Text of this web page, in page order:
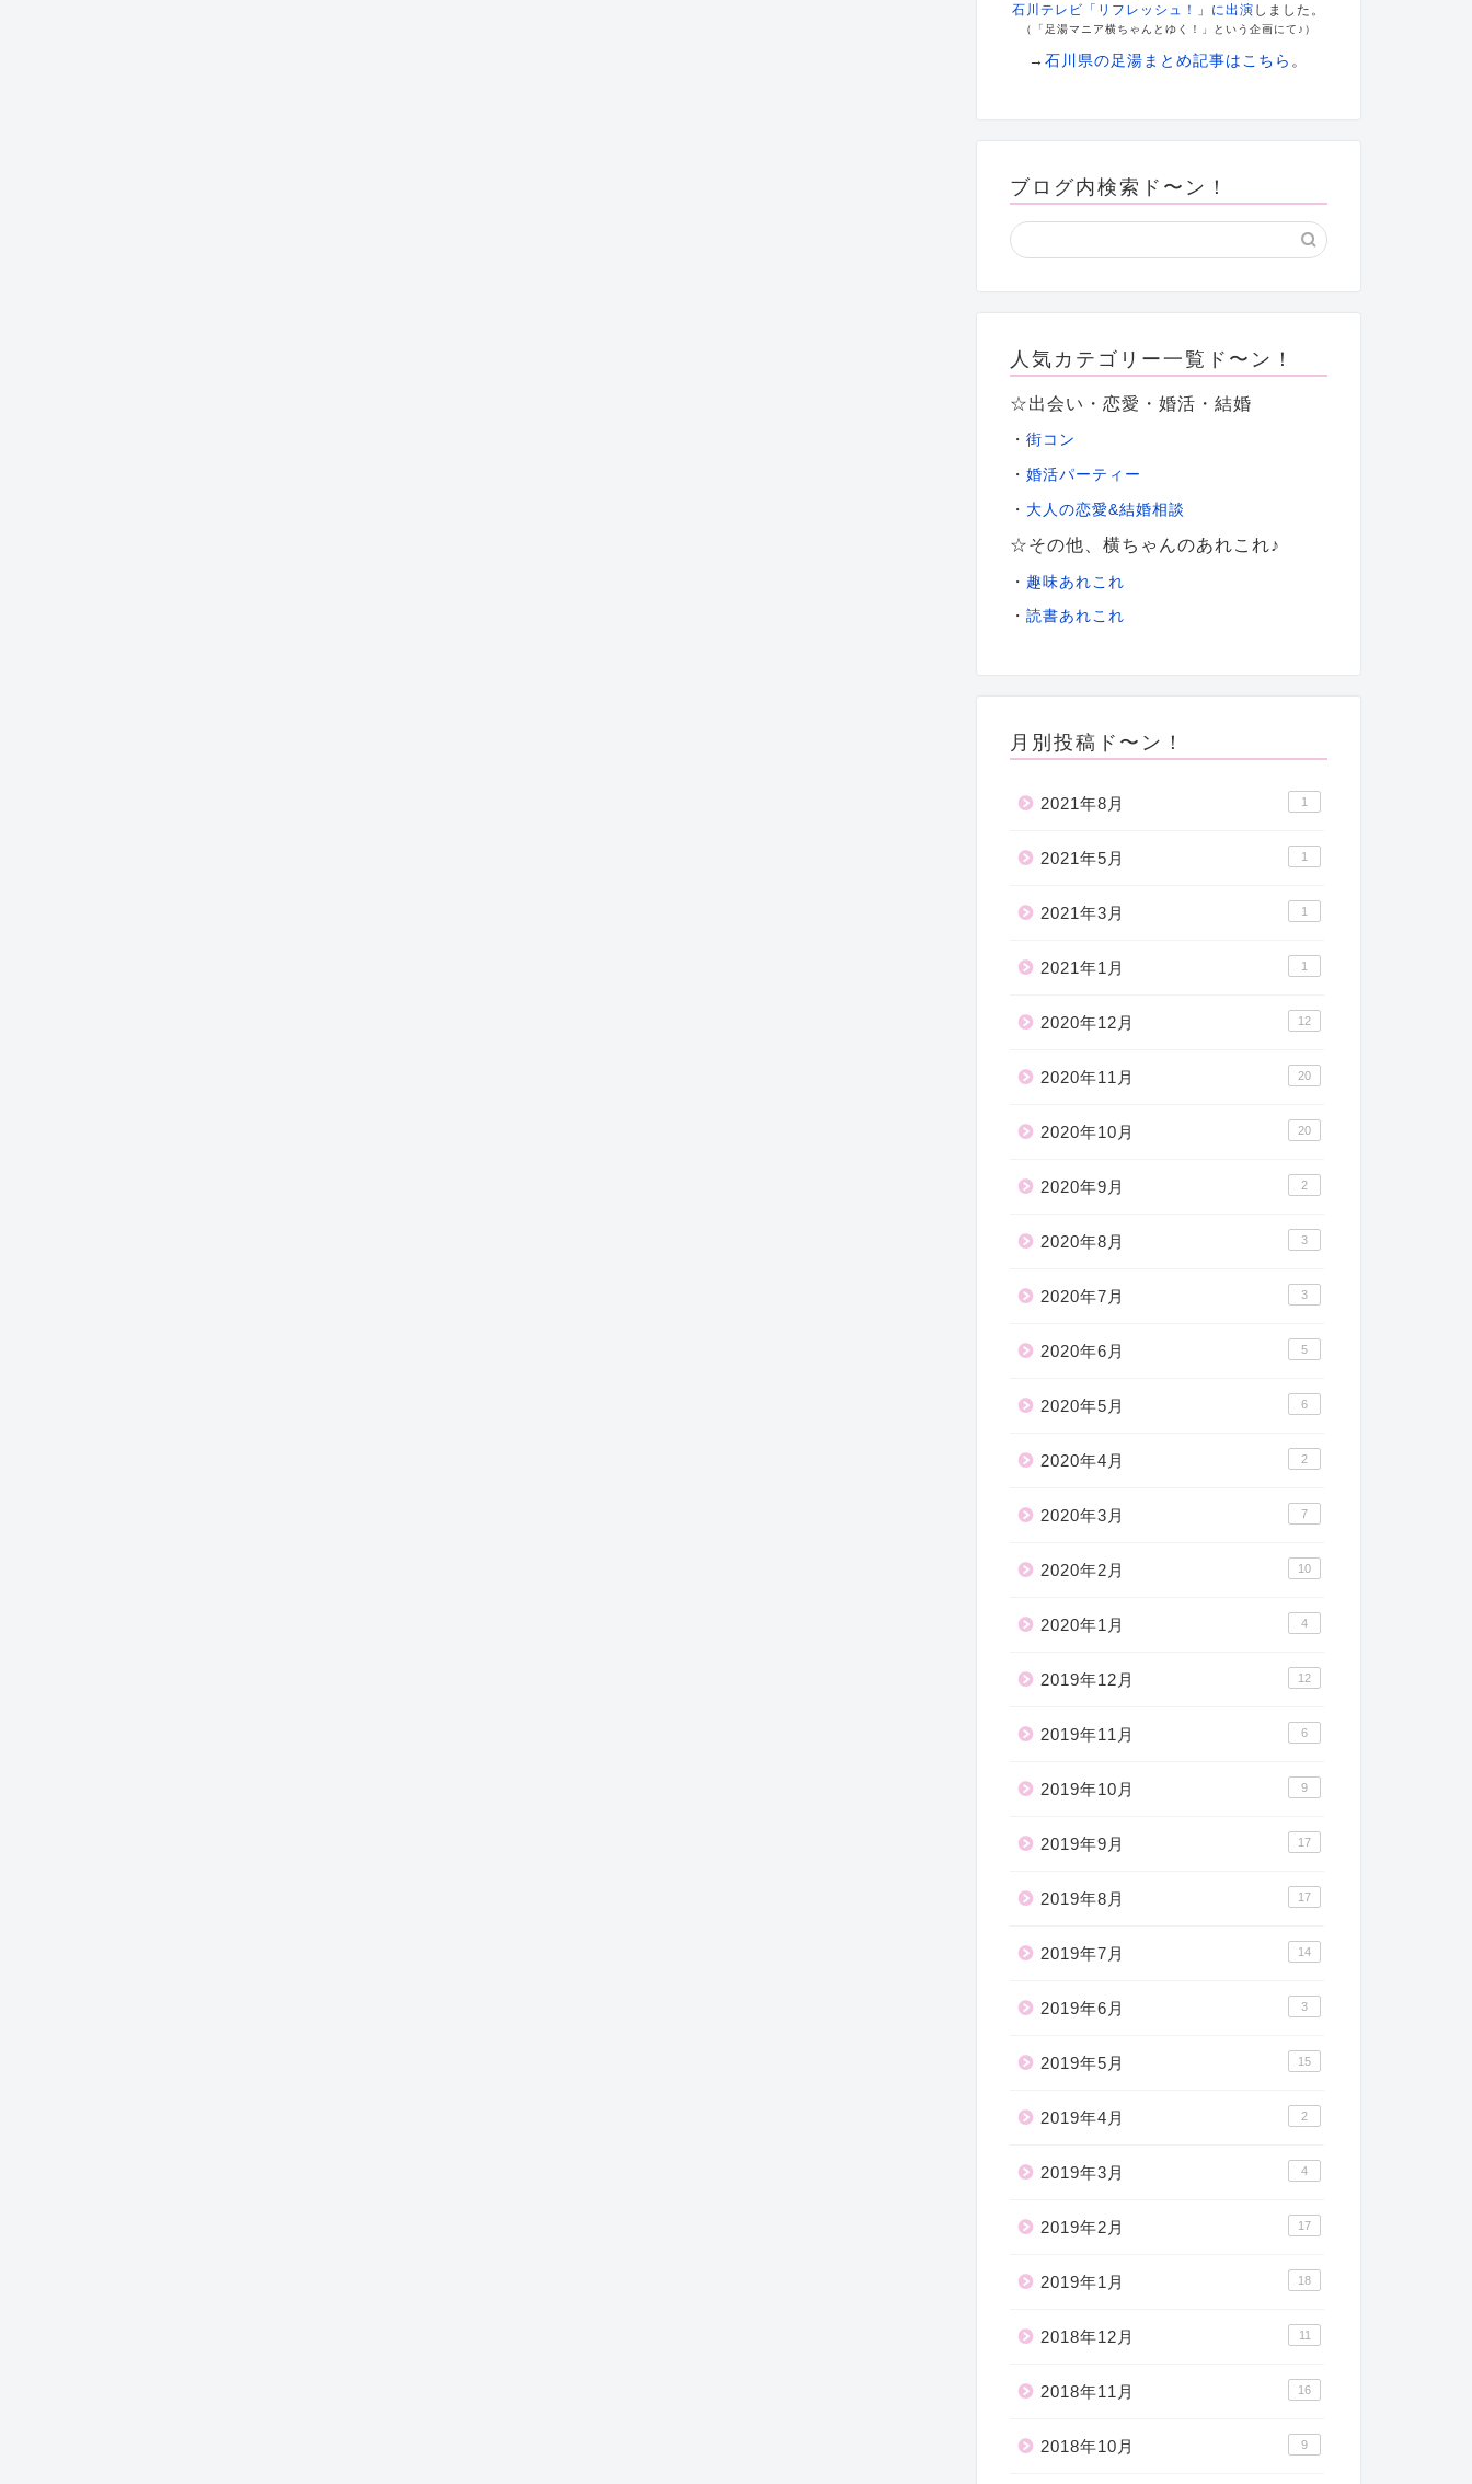
石川テレビ「リフレッシュ！」に出演 しました。
（「足湯マニア横ちゃんとゆく！」という企画にて♪）
→石川県の足湯まとめ記事はこちら 。
ブログ内検索ド〜ン！
人気カテゴリー一覧ド〜ン！
☆出会い・恋愛・婚活・結婚
・ 街コン
・ 婚活パーティー
・ 大人の恋愛&結婚相談
☆その他、横ちゃんのあれこれ♪
・ 趣味あれこれ
・ 読書あれこれ
月別投稿ド〜ン！
2021年8月 1
2021年5月 1
2021年3月 1
2021年1月 1
2020年12月 12
2020年11月 20
2020年10月 20
2020年9月 2
2020年8月 3
2020年7月 3
2020年6月 5
2020年5月 6
2020年4月 2
2020年3月 7
2020年2月 10
2020年1月 4
2019年12月 12
2019年11月 6
2019年10月 9
2019年9月 17
2019年8月 17
2019年7月 14
2019年6月 3
2019年5月 15
2019年4月 2
2019年3月 4
2019年2月 17
2019年1月 18
2018年12月 11
2018年11月 16
2018年10月 9